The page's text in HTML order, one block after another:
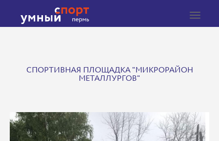
Toggle
СПОРТИВНАЯ ПЛОЩАДКА "МИКРОРАЙОН
МЕТАЛЛУРГОВ"